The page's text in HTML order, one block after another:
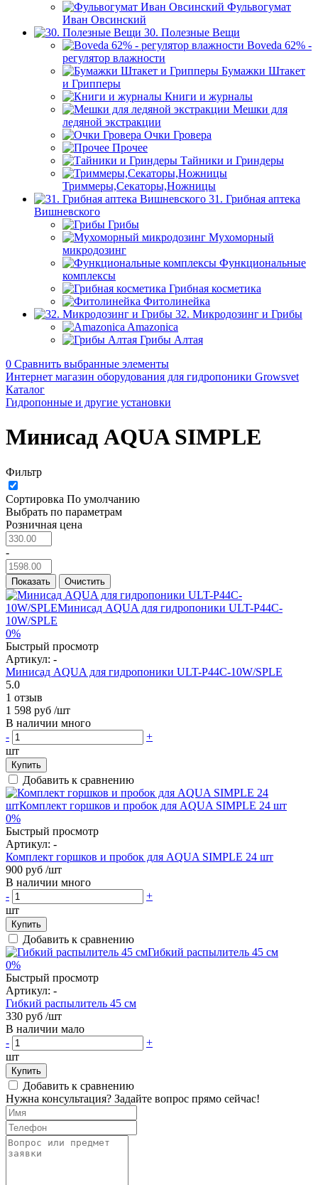
Фульвогумат
Иван Овсинский
30. Полезные Вещи
Boveda 62% -
регулятор влажности
Бумажки Штакет
и Грипперы
Книги и журналы
Мешки для
ледяной экстракции
Очки Гровера
Прочее
Тайники и Гриндеры
Триммеры,Секаторы,Ножницы
31. Грибная аптека
Вишневского
Грибы
Мухоморный
микродозинг
Функциональные
комплексы
Грибная косметика
Фитолинейка
32. Микродозинг и Грибы
Amazonica
Грибы Алтая
0 Сравнить выбранные элементы
Интернет магазин оборудования для гидропоники Growsvet
Каталог
Гидропонные и другие установки
Минисад AQUA SIMPLE
Фильтр
Сортировка По умолчанию
Выбрать по параметрам
Розничная цена
-
Показать Очистить
0%
Быстрый просмотр
Артикул: -
Минисад AQUA для гидропоники ULT-P44C-10W/SPLE
5.0
1 отзыв
1 598 руб /шт
В наличии много
-
+
шт
Купить
Добавить к сравнению
0%
Быстрый просмотр
Артикул: -
Комплект горшков и пробок для AQUA SIMPLE 24 шт
900 руб /шт
В наличии много
-
+
шт
Купить
Добавить к сравнению
0%
Быстрый просмотр
Артикул: -
Гибкий распылитель 45 см
330 руб /шт
В наличии мало
-
+
шт
Купить
Добавить к сравнению
Нужна консультация? Задайте вопрос прямо сейчас!